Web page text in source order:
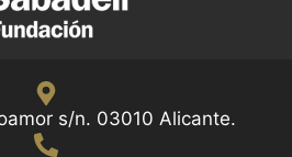
s/n. 03010 Alicante.